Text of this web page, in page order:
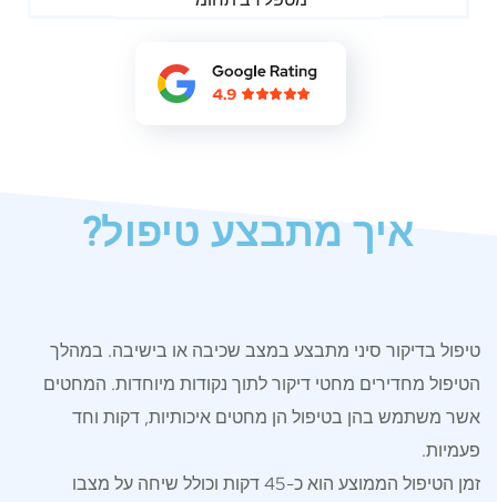
איך מתבצע טיפול?
טיפול בדיקור סיני מתבצע במצב שכיבה או בישיבה. במהלך
הטיפול מחדירים מחטי דיקור לתוך נקודות מיוחדות. המחטים
אשר משתמש בהן בטיפול הן מחטים איכותיות, דקות וחד
פעמיות.
זמן הטיפול הממוצע הוא כ-45 דקות וכולל שיחה על מצבו